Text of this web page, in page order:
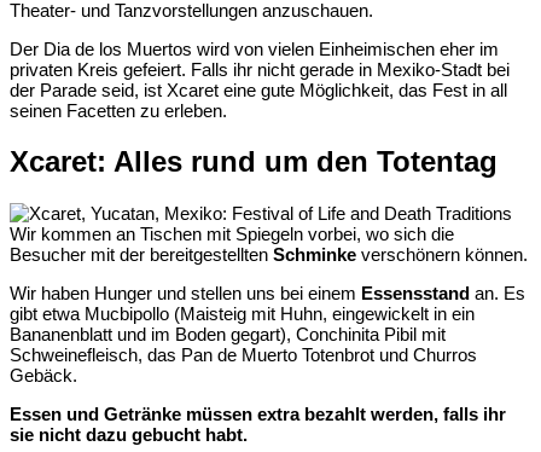
Theater- und Tanzvorstellungen anzuschauen.
Der Dia de los Muertos wird von vielen Einheimischen eher im
privaten Kreis gefeiert. Falls ihr nicht gerade in Mexiko-Stadt bei
der Parade seid, ist Xcaret eine gute Möglichkeit, das Fest in all
seinen Facetten zu erleben.
Xcaret: Alles rund um den Totentag
Wir kommen an Tischen mit Spiegeln vorbei, wo sich die
Besucher mit der bereitgestellten Schminke verschönern können.
Wir haben Hunger und stellen uns bei einem Essensstand an. Es
gibt etwa Mucbipollo (Maisteig mit Huhn, eingewickelt in ein
Bananenblatt und im Boden gegart), Conchinita Pibil mit
Schweinefleisch, das Pan de Muerto Totenbrot und Churros
Gebäck.
Essen und Getränke müssen extra bezahlt werden, falls ihr
sie nicht dazu gebucht habt.